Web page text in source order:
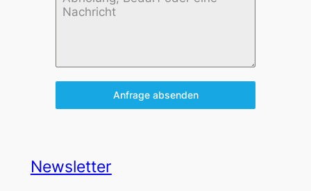
Anfrage absenden
Newsletter